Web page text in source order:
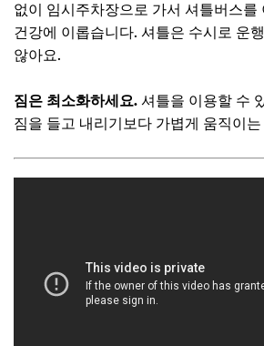
없이 임시주차장으로 가서 셔틀버스를
건강에 이롭습니다. 셔틀은 수시로 운
않아요.
짐은 최소화하세요. 셔틀을 이용할 수
짐을 들고 내리기보다 가볍게 움직이